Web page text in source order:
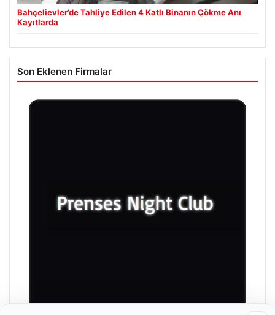
Bahçelievler’de Tahliye Edilen 4 Katlı Binanın Çökme Anı
Kayıtlarda
Son Eklenen Firmalar